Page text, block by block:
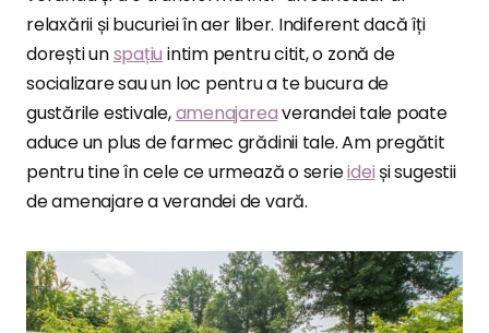
relaxării și bucuriei în aer liber. Indiferent dacă îți
dorești unspațiu intim pentru citit, o zonă de
socializare sau un loc pentru a te bucura de
gustările estivale,amenajareaverandei tale poate
aduce un plus de farmec grădinii tale. Am pregătit
pentru tine în cele ce urmează o serieideiși sugestii
de amenajare a verandei de vară.